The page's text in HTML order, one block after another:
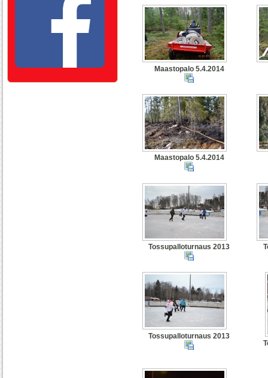
Maastopalo 5.4.2014
Maastopalo 5.4.2014
Tossupalloturnaus 2013
Tossupalloturnaus 2013